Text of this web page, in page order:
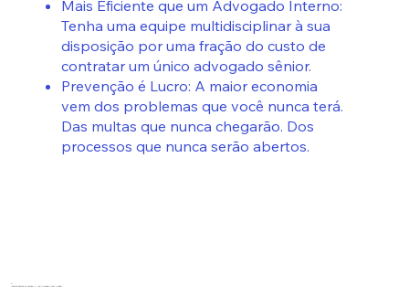
Mais Eficiente que um Advogado Interno:
Tenha uma equipe multidisciplinar à sua
disposição por uma fração do custo de
contratar um único advogado sênior.
Prevenção é Lucro: A maior economia
vem dos problemas que você nunca terá.
Das multas que nunca chegarão. Dos
processos que nunca serão abertos.
2.
Inteligência de Mercado, Não Apenas "Juridiquês".